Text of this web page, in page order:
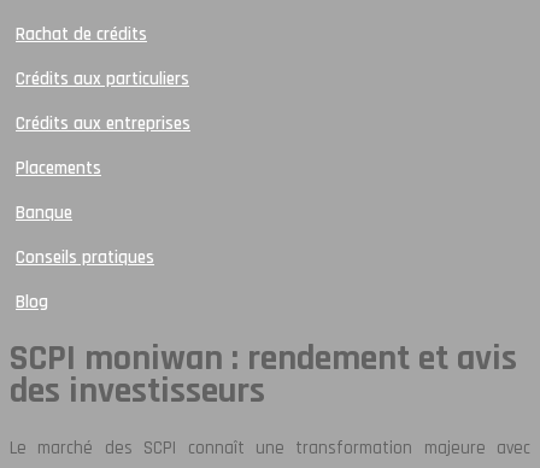
Rachat de crédits
Crédits aux particuliers
Crédits aux entreprises
Placements
Banque
Conseils pratiques
Blog
SCPI moniwan : rendement et avis
des investisseurs
Le marché des SCPI connaît une transformation majeure avec